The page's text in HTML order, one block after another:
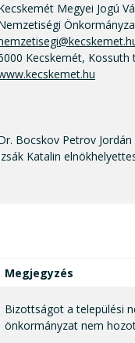
Megyei Jogú
Kecskemét, Kossuth
Bocskov Petrov
Katalin
Megjegyzés
Bizottságot a települési
önkormányzat nem